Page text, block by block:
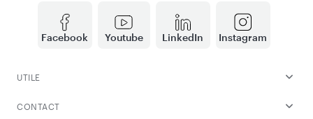
Facebook Youtube LinkedIn Instagram
UTILE
CONTACT